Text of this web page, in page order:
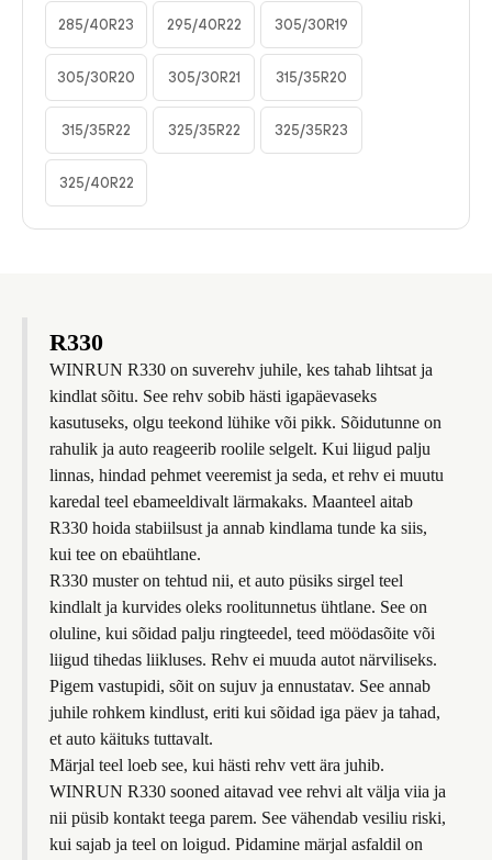
285/40R23 295/40R22 305/30R19
305/30R20 305/30R21 315/35R20
315/35R22 325/35R22 325/35R23
325/40R22
R330
WINRUN R330 on suverehv juhile, kes tahab lihtsat ja
kindlat sõitu. See rehv sobib hästi igapäevaseks
kasutuseks, olgu teekond lühike või pikk. Sõidutunne on
rahulik ja auto reageerib roolile selgelt. Kui liigud palju
linnas, hindad pehmet veeremist ja seda, et rehv ei muutu
karedal teel ebameeldivalt lärmakaks. Maanteel aitab
R330 hoida stabiilsust ja annab kindlama tunde ka siis,
kui tee on ebaühtlane.
R330 muster on tehtud nii, et auto püsiks sirgel teel
kindlalt ja kurvides oleks roolitunnetus ühtlane. See on
oluline, kui sõidad palju ringteedel, teed möödasõite või
liigud tihedas liikluses. Rehv ei muuda autot närviliseks.
Pigem vastupidi, sõit on sujuv ja ennustatav. See annab
juhile rohkem kindlust, eriti kui sõidad iga päev ja tahad,
et auto käituks tuttavalt.
Märjal teel loeb see, kui hästi rehv vett ära juhib.
WINRUN R330 sooned aitavad vee rehvi alt välja viia ja
nii püsib kontakt teega parem. See vähendab vesiliu riski,
kui sajab ja teel on loigud. Pidamine märjal asfaldil on